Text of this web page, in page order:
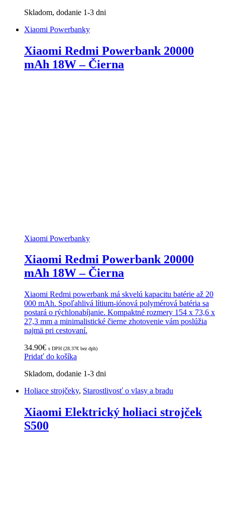
Skladom, dodanie 1-3 dni
Xiaomi Powerbanky
Xiaomi Redmi Powerbank 20000
mAh 18W – Čierna
Xiaomi Powerbanky
Xiaomi Redmi Powerbank 20000
mAh 18W – Čierna
Xiaomi Redmi powerbank má skvelú kapacitu batérie až 20
000 mAh. Spoľahlivá lítium-iónová polymérová batéria sa
postará o rýchlonabíjanie. Kompaktné rozmery 154 x 73,6 x
27,3 mm a minimalistické čierne zhotovenie vám poslúžia
najmä pri cestovaní.
34.90€ s DPH (28.37€ bez dph)
Pridať do košíka
Skladom, dodanie 1-3 dni
Holiace strojčeky, Starostlivosť o vlasy a bradu
Xiaomi Elektrický holiaci strojček
S500